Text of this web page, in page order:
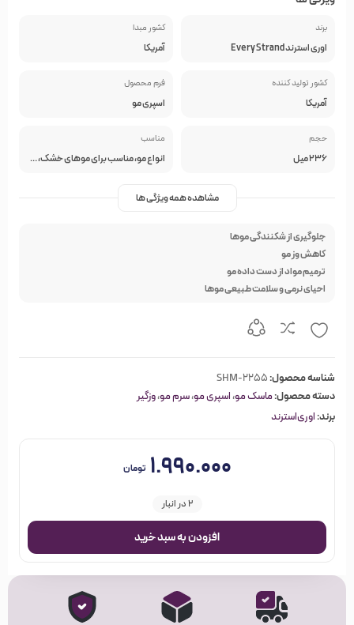
برند
اوری استرند Every Strand
کشور مبدا
آمریکا
کشور تولید کننده
آمریکا
فرم محصول
اسپری مو
حجم
236 میل
مناسب
انواع مو، مناسب برای موهای خشک، وزدار و آسیب دیده
مشاهده همه ویژگی ها
جلوگیری از شکنندگی موها
کاهش وز مو
ترمیم مواد از دست داده مو
احیای نرمی و سلامت طبیعی موها
شناسه محصول:SHM-2255
دسته محصول:ماسک مو،اسپری مو،سرم مو،وزگیر
برند:اوری‌استرند
۱.۹۹۰.۰۰۰ تومان
2 در انبار
افزودن به سبد خرید